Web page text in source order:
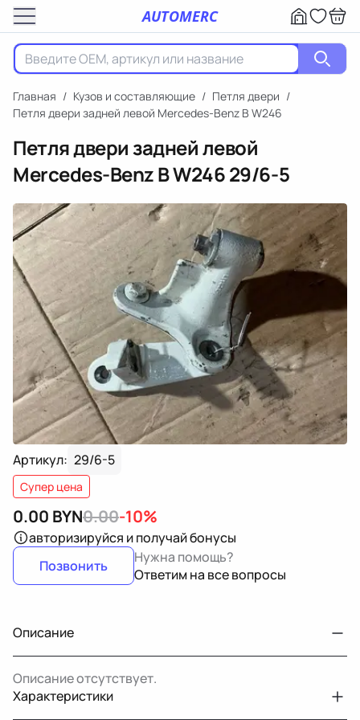
AUTOMERC
Главная / Кузов и составляющие / Петля двери /
Петля двери задней левой Mercedes-Benz B W246
Петля двери задней левой
Mercedes-Benz B W24629/6-5
Артикул: 29/6-5
Супер цена
0.00 BYN0.00-10%
авторизируйся и получай бонусы
Позвонить
Нужна помощь?
Ответим на все вопросы
Описание
Описание отсутствует.
Характеристики